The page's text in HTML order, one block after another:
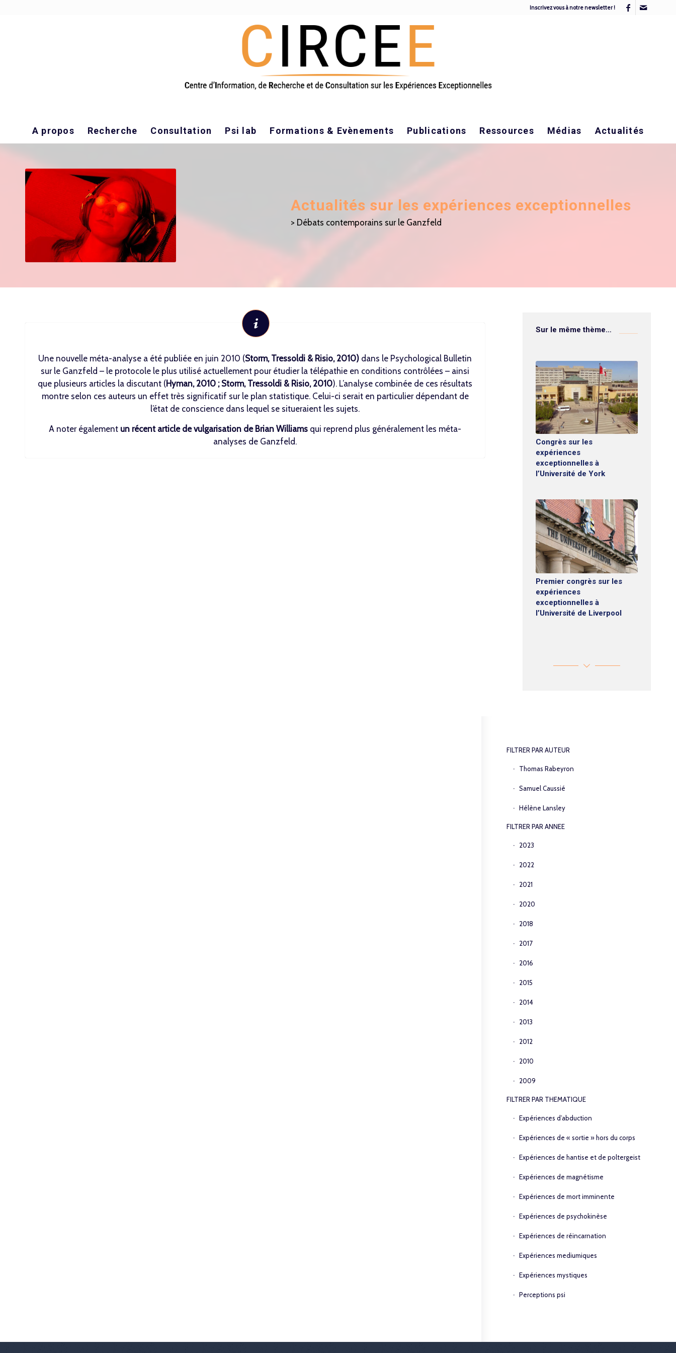
Inscrivez vous à notre newsletter !
A propos Recherche Consultation Psi lab Formations & Evènements Publications Ressources Médias Actualités
Actualités sur les expériences exceptionnelles
> Débats contemporains sur le Ganzfeld
Une nouvelle méta-analyse a été publiée en juin 2010 (Storm, Tressoldi & Risio, 2010) dans le Psychological Bulletin
sur le Ganzfeld – le protocole le plus utilisé actuellement pour étudier la télépathie en conditions contrôlées – ainsi
que plusieurs articles la discutant ( Hyman, 2010 ; Storm, Tressoldi & Risio, 2010). L’analyse combinée de ces résultats
montre selon ces auteurs un effet très significatif sur le plan statistique. Celui-ci serait en particulier dépendant de
l’état de conscience dans lequel se situeraient les sujets.
A noter également un récent article de vulgarisation de Brian Williams qui reprend plus généralement les méta-
analyses de Ganzfeld.
Sur le même thème…
Congrès sur les
expériences
exceptionnelles à
l’Université de York
Premier congrès sur les
expériences
exceptionnelles à
l’Université de Liverpool
FILTRER PAR AUTEUR
Thomas Rabeyron
Samuel Caussié
Hélène Lansley
FILTRER PAR ANNEE
2023
2022
2021
2020
2018
2017
2016
2015
2014
2013
2012
2010
2009
FILTRER PAR THEMATIQUE
Expériences d’abduction
Expériences de « sortie » hors du corps
Expériences de hantise et de poltergeist
Expériences de magnétisme
Expériences de mort imminente
Expériences de psychokinèse
Expériences de réincarnation
Expériences mediumiques
Expériences mystiques
Perceptions psi